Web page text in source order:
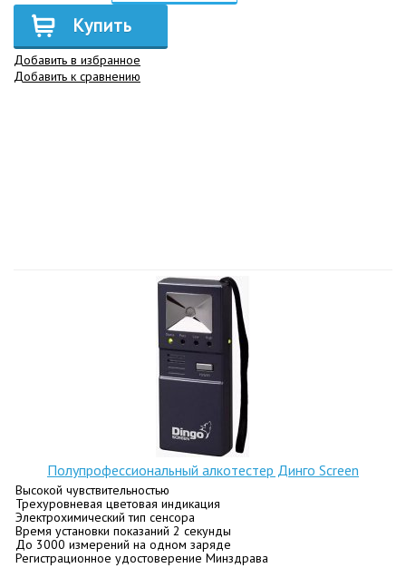
Купить
Добавить в избранное
Добавить к сравнению
Полупрофессиональный алкотестер Динго Screen
Высокой чувствительностью
Трехуровневая цветовая индикация
Электрохимический тип сенсора
Время установки показаний 2 секунды
До 3000 измерений на одном заряде
Регистрационное удостоверение Минздрава